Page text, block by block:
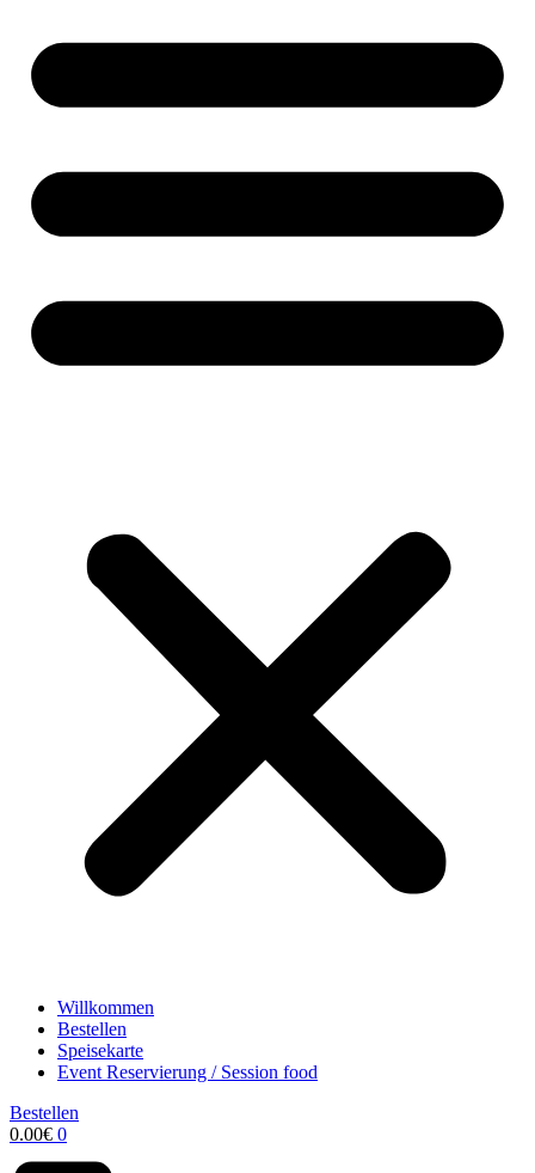
Willkommen
Bestellen
Speisekarte
Event Reservierung / Session food
Bestellen
0.00€ 0